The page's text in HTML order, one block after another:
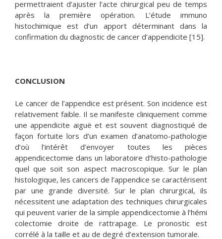
permettraient d’ajuster l’acte chirurgical peu de temps
après la première opération. L’étude immuno
histochimique est d’un apport déterminant dans la
confirmation du diagnostic de cancer d’appendicite [15].
CONCLUSION
Le cancer de l’appendice est présent. Son incidence est
relativement faible. Il se manifeste cliniquement comme
une appendicite aiguë et est souvent diagnostiqué de
façon fortuite lors d’un examen d’anatomo-pathologie
d’où l’intérêt d’envoyer toutes les pièces
appendicectomie dans un laboratoire d’histo-pathologie
quel que soit son aspect macroscopique. Sur le plan
histologique, les cancers de l’appendice se caractérisent
par une grande diversité. Sur le plan chirurgical, ils
nécessitent une adaptation des techniques chirurgicales
qui peuvent varier de la simple appendicectomie à l’hémi
colectomie droite de rattrapage. Le pronostic est
corrélé à la taille et au de degré d’extension tumorale.